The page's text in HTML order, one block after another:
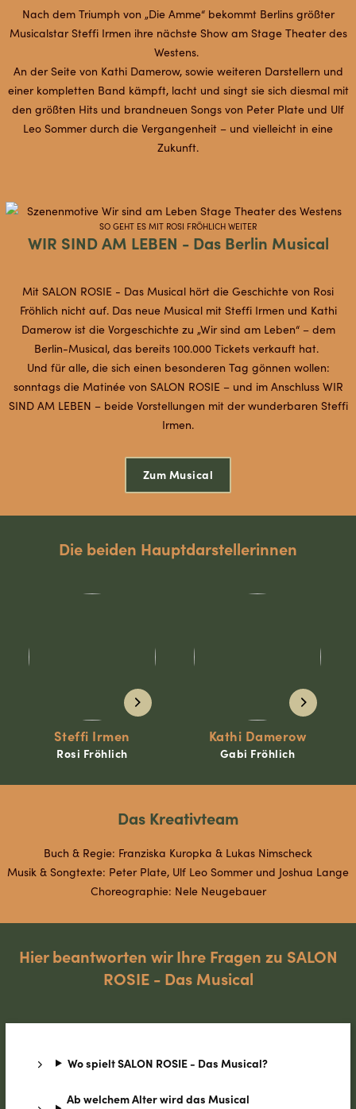
Nach dem Triumph von „Die Amme“ bekommt Berlins größter
Musicalstar Steffi Irmen ihre nächste Show am Stage Theater des
Westens.
An der Seite von Kathi Damerow, sowie weiteren Darstellern und
einer kompletten Band kämpft, lacht und singt sie sich diesmal mit
den größten Hits und brandneuen Songs von Peter Plate und Ulf
Leo Sommer durch die Vergangenheit – und vielleicht in eine
Zukunft.
SO GEHT ES MIT ROSI FRÖHLICH WEITER
WIR SIND AM LEBEN - Das Berlin Musical
Mit SALON ROSIE - Das Musical hört die Geschichte von Rosi
Fröhlich nicht auf. Das neue Musical mit Steffi Irmen und Kathi
Damerow ist die Vorgeschichte zu „Wir sind am Leben“ – dem
Berlin-Musical, das bereits 100.000 Tickets verkauft hat.
Und für alle, die sich einen besonderen Tag gönnen wollen:
sonntags die Matinée von SALON ROSIE – und im Anschluss WIR
SIND AM LEBEN – beide Vorstellungen mit der wunderbaren Steffi
Irmen.
Zum Musical
Die beiden Hauptdarstellerinnen
Steffi Irmen
Rosi Fröhlich
Kathi Damerow
Gabi Fröhlich
Das Kreativteam
Buch & Regie: Franziska Kuropka & Lukas Nimscheck
Musik & Songtexte: Peter Plate, Ulf Leo Sommer und Joshua Lange
Choreographie: Nele Neugebauer
Hier beantworten wir Ihre Fragen zu SALON
ROSIE - Das Musical
Wo spielt SALON ROSIE - Das Musical?
Ab welchem Alter wird das Musical